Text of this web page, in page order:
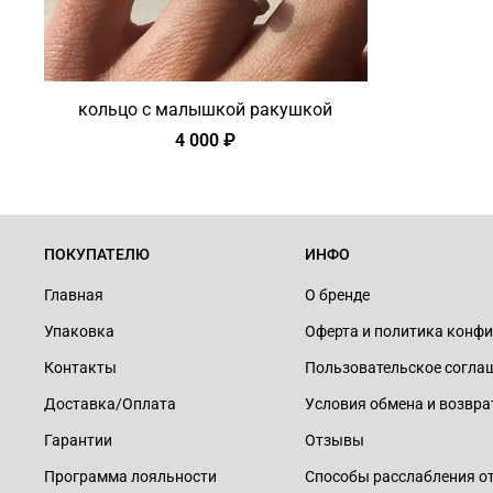
кольцо с малышкой ракушкой
4 000 ₽
ПОКУПАТЕЛЮ
Главная
Упаковка
Контакты
Доставка/Оплата
Гарантии
Программа лояльности
ИНФО
О бренде
Оферта и политика
Пользовательское
Условия обмена и
Отзывы
Способы расслабления